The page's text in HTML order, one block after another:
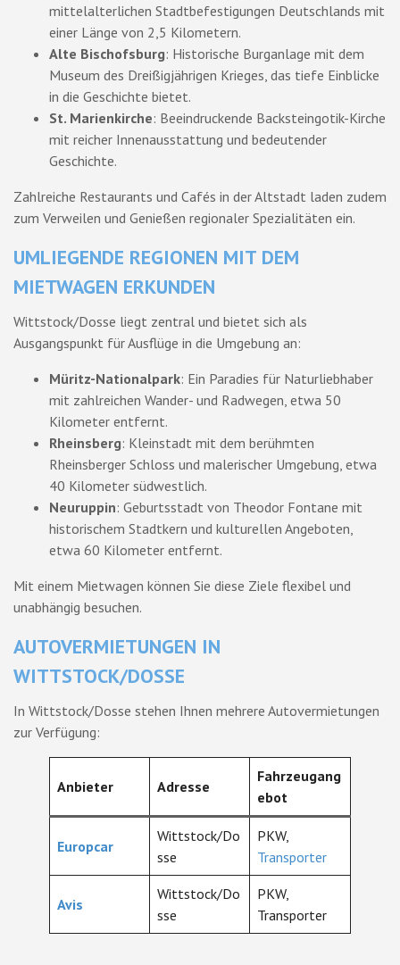
mittelalterlichen Stadtbefestigungen Deutschlands mit
einer Länge von 2,5 Kilometern.
Alte Bischofsburg: Historische Burganlage mit dem
Museum des Dreißigjährigen Krieges, das tiefe Einblicke
in die Geschichte bietet.
St. Marienkirche: Beeindruckende Backsteingotik-Kirche
mit reicher Innenausstattung und bedeutender
Geschichte.
Zahlreiche Restaurants und Cafés in der Altstadt laden zudem
zum Verweilen und Genießen regionaler Spezialitäten ein.
UMLIEGENDE REGIONEN MIT DEM
MIETWAGEN ERKUNDEN
Wittstock/Dosse liegt zentral und bietet sich als
Ausgangspunkt für Ausflüge in die Umgebung an:
Müritz-Nationalpark: Ein Paradies für Naturliebhaber
mit zahlreichen Wander- und Radwegen, etwa 50
Kilometer entfernt.
Rheinsberg: Kleinstadt mit dem berühmten
Rheinsberger Schloss und malerischer Umgebung, etwa
40 Kilometer südwestlich.
Neuruppin: Geburtsstadt von Theodor Fontane mit
historischem Stadtkern und kulturellen Angeboten,
etwa 60 Kilometer entfernt.
Mit einem Mietwagen können Sie diese Ziele flexibel und
unabhängig besuchen.
AUTOVERMIETUNGEN IN
WITTSTOCK/DOSSE
In Wittstock/Dosse stehen Ihnen mehrere Autovermietungen
zur Verfügung:
Anbieter Adresse
Fahrzeugang
ebot
Europcar
Wittstock/Do
sse
PKW,
Transporter
Avis
Wittstock/Do
sse
PKW,
Transporter